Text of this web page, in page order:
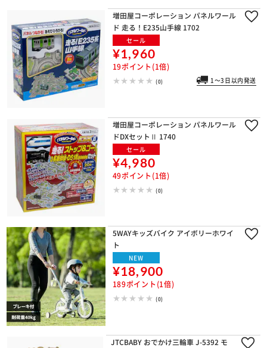
増田屋コーポレーション パネルワール
ド 走る！E235山手線 1702
セール
¥1,960
19ポイント(1倍)
(0) 1～3日以内発送
増田屋コーポレーション パネルワール
ドDXセットⅡ 1740
セール
¥4,980
49ポイント(1倍)
(0)
5WAYキッズバイク アイボリーホワイ
ト
NEW
¥18,900
189ポイント(1倍)
(0)
JTCBABY おでかけ三輪車 J-5392 モ